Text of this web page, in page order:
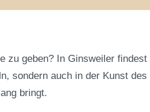
zu geben? In Ginsweiler
sondern auch in der Kunst
bringt.